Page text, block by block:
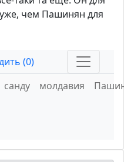
чем Пашинян для
(0)
санду молдавия